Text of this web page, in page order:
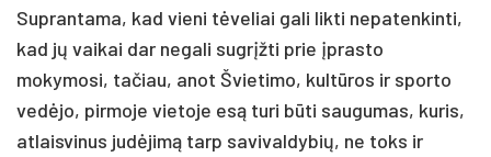
Suprantama, kad vieni tėveliai gali likti nepatenkinti,
kad jų vaikai dar negali sugrįžti prie įprasto
mokymosi, tačiau, anot Švietimo, kultūros ir sporto
vedėjo, pirmoje vietoje esą turi būti saugumas, kuris,
atlaisvinus judėjimą tarp savivaldybių, ne toks ir